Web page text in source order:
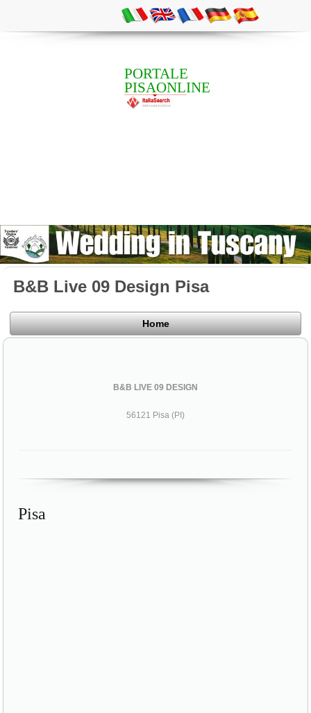
PORTALE
PISAONLINE
B&B Live 09 Design Pisa
Home
B&B LIVE 09 DESIGN
56121 Pisa (PI)
Pisa